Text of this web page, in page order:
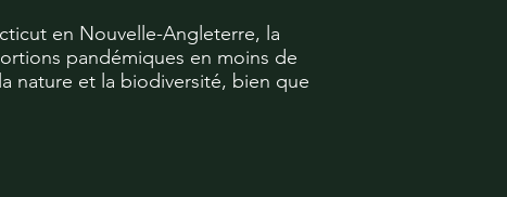
en Nouvelle-Angleterre, la
pandémiques en moins de
nature et la biodiversité, bien que